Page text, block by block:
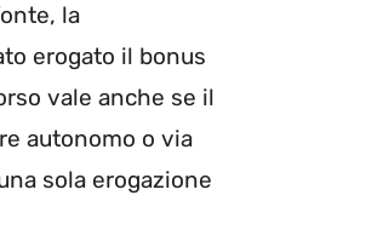
la
erogato il bonus
vale anche se il
autonomo o via
sola erogazione